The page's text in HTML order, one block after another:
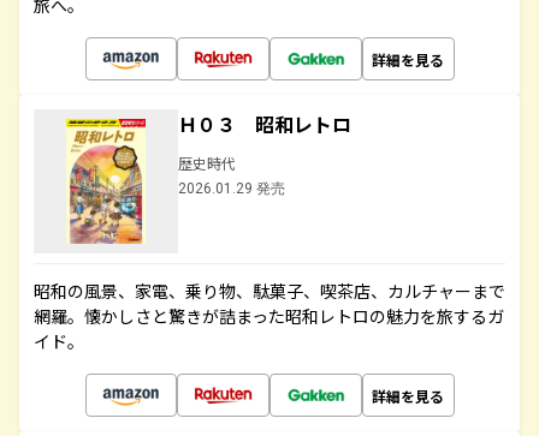
旅へ。
詳細を見る
Ｈ０３ 昭和レトロ
歴史時代
2026.01.29 発売
昭和の風景、家電、乗り物、駄菓子、喫茶店、カルチャーまで
網羅。懐かしさと驚きが詰まった昭和レトロの魅力を旅するガ
イド。
詳細を見る